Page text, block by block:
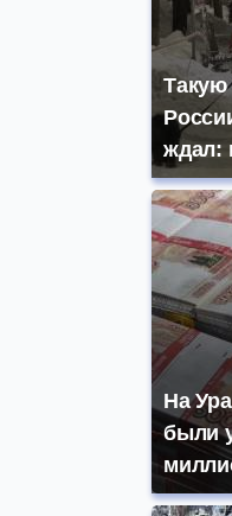
Такую
ждал:
На
были